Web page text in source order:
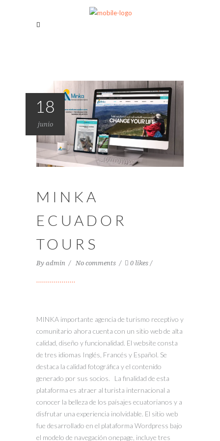
18
junio
MINKA
ECUADOR
TOURS
By admin No comments 0 likes
MINKA importante agencia de turismo receptivo y
comunitario ahora cuenta con un sitio web de alta
calidad, diseño y funcionalidad. El website consta
de tres idiomas Inglés, Francés y Español. Se
destaca la calidad fotográfica y el contenido
generado por sus socios. La finalidad de esta
plataforma es atraer al turista internacional a
conocer la belleza de los paísajes ecuatorianos y a
disfrutar una experiencia inolvidable. El sitio web
fue desarrollado en el plataforma Wordpress bajo
el modelo de navegación onepage, incluye tres